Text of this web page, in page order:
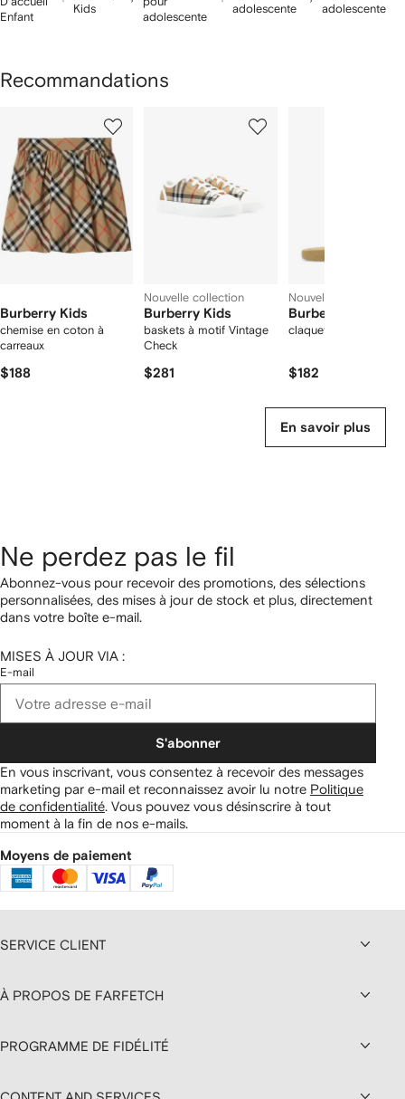
Enfant
Kids
adolescente
adolescente
adolescente
Recommandations
Burberry Kids
chemise en coton à
carreaux
$188
Nouvelle collection
Burberry Kids
baskets à motif Vintage
Check
$281
Nouvelle collection
Burberry Kids
claquettes Check
$182
En savoir plus
Ne perdez pas le fil
Abonnez-vous pour recevoir des promotions, des sélections
personnalisées, des mises à jour de stock et plus, directement
dans votre boîte e-mail.
MISES À JOUR VIA :
E-mail
S'abonner
En vous inscrivant, vous consentez à recevoir des messages
marketing par e-mail et reconnaissez avoir lu notre Politique
de confidentialité. Vous pouvez vous désinscrire à tout
moment à la fin de nos e-mails.
Moyens de paiement
SERVICE CLIENT
À PROPOS DE FARFETCH
PROGRAMME DE FIDÉLITÉ
CONTENT AND SERVICES